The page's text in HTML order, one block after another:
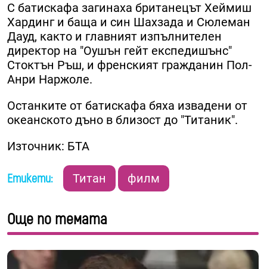
С батискафа загинаха британецът Хеймиш
Хардинг и баща и син Шахзада и Сюлеман
Дауд, както и главният изпълнителен
директор на "Оушън гейт експедишънс"
Стоктън Ръш, и френският гражданин Пол-
Анри Наржоле.
Останките от батискафа бяха извадени от
океанското дъно в близост до "Титаник".
Източник: БТА
Етикети: Титан филм
Още по темата